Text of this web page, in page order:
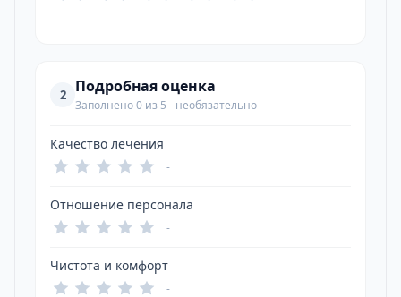
2 Подробная оценка
Заполнено 0 из 5 - необязательно
Качество лечения
-
Отношение персонала
-
Чистота и комфорт
-